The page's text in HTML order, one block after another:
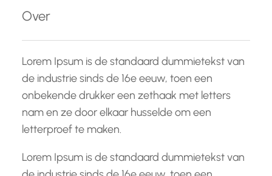
n
Over
Lorem Ipsum is de standaard dummietekst van
de industrie sinds de 16e eeuw, toen een
onbekende drukker een zethaak met letters
nam en ze door elkaar husselde om een
letterproef te maken.
Lorem Ipsum is de standaard dummietekst van